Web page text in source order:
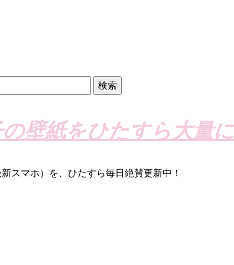
の壁紙をひたすら大量
スマホ）を、ひたすら毎日絶賛更新中！